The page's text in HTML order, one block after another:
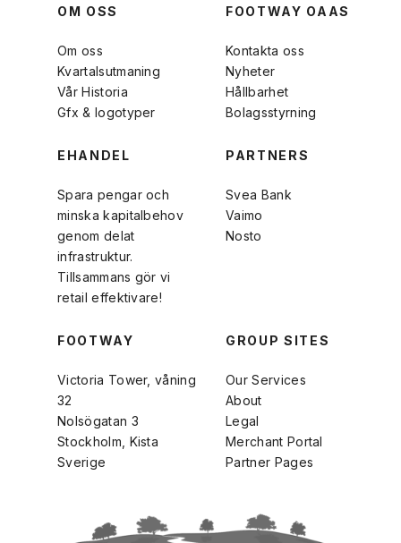
OM OSS
Om oss
Kvartalsutmaning
Vår Historia
Gfx & logotyper
FOOTWAY OAAS
Kontakta oss
Nyheter
Hållbarhet
Bolagsstyrning
EHANDEL
Spara pengar och
minska kapitalbehov
genom delat
infrastruktur.
Tillsammans gör vi
retail effektivare!
PARTNERS
Svea Bank
Vaimo
Nosto
FOOTWAY
Victoria Tower, våning
32
Nolsögatan 3
Stockholm, Kista
Sverige
GROUP SITES
Our Services
About
Legal
Merchant Portal
Partner Pages